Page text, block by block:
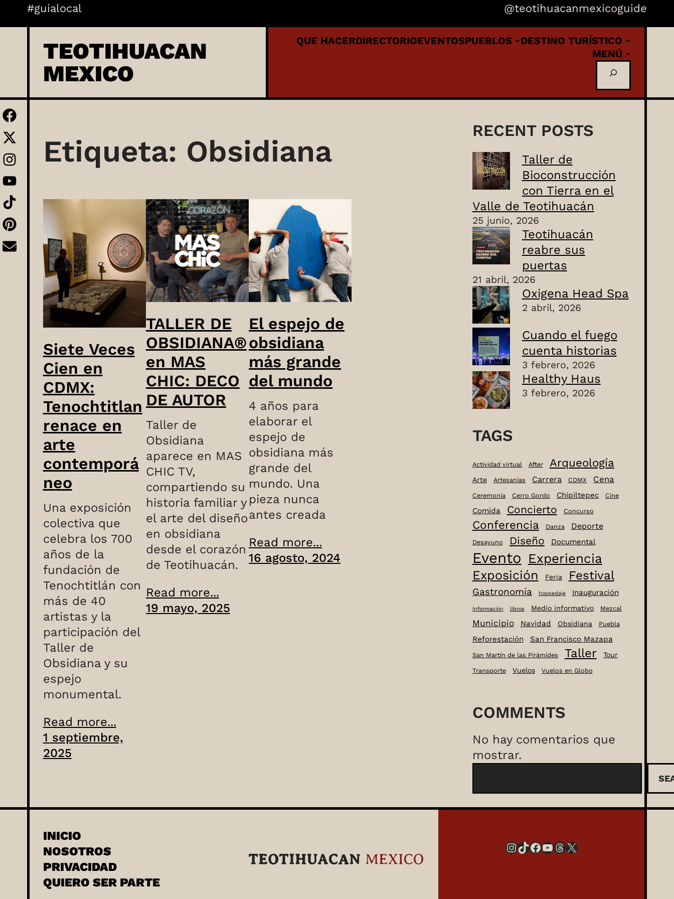
#guialocal @teotihuacanmexicoguide
TEOTIHUACAN
MEXICO
QUE HACERDIRECTORIOEVENTOSPUEBLOS
DESTINO TURÍSTICO
MENÚ
Buscar
Etiqueta: Obsidiana
Siete Veces
Cien en
CDMX:
Tenochtitlan
renace en
arte
contemporá
neo
Una exposición
colectiva que
celebra los 700
años de la
fundación de
Tenochtitlán con
más de 40
artistas y la
participación del
Taller de
Obsidiana y su
espejo
monumental.
Read more...
1 septiembre,
2025
TALLER DE
OBSIDIANA®
en MAS
CHIC: DECO
DE AUTOR
Taller de
Obsidiana
aparece en MAS
CHIC TV,
compartiendo su
historia familiar y
el arte del diseño
en obsidiana
desde el corazón
de Teotihuacán.
Read more...
19 mayo, 2025
El espejo de
obsidiana
más grande
del mundo
4 años para
elaborar el
espejo de
obsidiana más
grande del
mundo. Una
pieza nunca
antes creada
Read more...
16 agosto, 2024
RECENT POSTS
Taller de
Bioconstrucción
con Tierra en el
Valle de Teotihuacán
25 junio, 2026
Teotihuacán
reabre sus
puertas
21 abril, 2026
Oxigena Head Spa
2 abril, 2026
Cuando el fuego
cuenta historias
3 febrero, 2026
Healthy Haus
3 febrero, 2026
TAGS
Actividad virtual After Arqueología
Arte Artesanías Carrera CDMX Cena
Ceremonia Cerro Gordo Chipiltepec Cine
Comida Concierto Concurso
Conferencia Danza Deporte
Desayuno Diseño Documental
Evento Experiencia
Exposición Feria Festival
Gastronomía hospedaje Inauguración
Información libros Medio informativo Mezcal
Municipio Navidad Obsidiana Puebla
Reforestación San Francisco Mazapa
San Martín de las Pirámides Taller Tour
Transporte Vuelos Vuelos en Globo
COMMENTS
No hay comentarios que
mostrar.
INICIO
NOSOTROS
PRIVACIDAD
QUIERO SER PARTE
InstagramTikTok Facebook YouTube Threads X